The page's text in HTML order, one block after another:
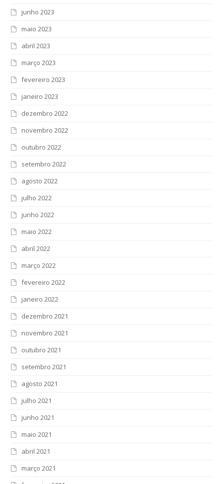
junho 2023
maio 2023
abril 2023
março 2023
fevereiro 2023
janeiro 2023
dezembro 2022
novembro 2022
outubro 2022
setembro 2022
agosto 2022
julho 2022
junho 2022
maio 2022
abril 2022
março 2022
fevereiro 2022
janeiro 2022
dezembro 2021
novembro 2021
outubro 2021
setembro 2021
agosto 2021
julho 2021
junho 2021
maio 2021
abril 2021
março 2021